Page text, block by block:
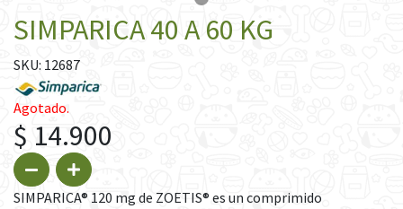
SIMPARICA 40 A 60 KG
SKU: 12687
Agotado.
$ 14.900
SIMPARICA® 120 mg de ZOETIS® es un comprimido